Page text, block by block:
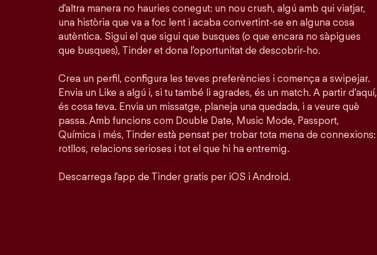
d'altra manera no hauries conegut: un nou crush, algú amb qui viatjar,
una història que va a foc lent i acaba convertint-se en alguna cosa
autèntica. Sigui el que sigui que busques (o que encara no sàpigues
que busques), Tinder et dona l'oportunitat de descobrir-ho.
Crea un perfil, configura les teves preferències i comença a swipejar.
Envia un Like a algú i, si tu també li agrades, és un match. A partir d’aquí,
és cosa teva. Envia un missatge, planeja una quedada, i a veure què
passa. Amb funcions com Double Date, Music Mode, Passport,
Química i més, Tinder està pensat per trobar tota mena de connexions:
rotllos, relacions serioses i tot el que hi ha entremig.
Descarrega l'app de Tinder gratis per iOS i Android.